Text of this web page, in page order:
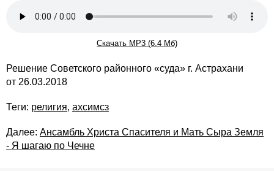
Скачать MP3 (6.4 Мб)
Решение Советского районного «суда» г. Астрахани
от 26.03.2018
Теги: религия, ахсимсз
Далее: Ансамбль Христа Спасителя и Мать Сыра Земля
- Я шагаю по Чечне